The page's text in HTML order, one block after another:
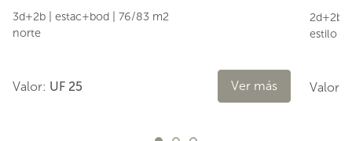
3d+2b | estac+bod | 76/83 m2
norte
Valor: UF 25 Ver más
2d+2b
estilo
Valor: